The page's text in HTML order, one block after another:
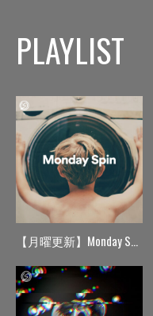
PLAYLIST
【月曜更新】Monday Spin